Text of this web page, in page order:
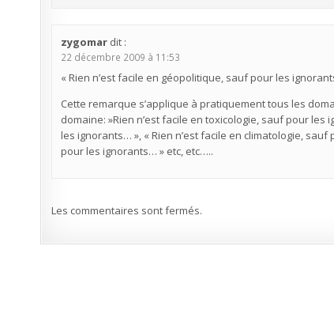
zygomar dit :
22 décembre 2009 à 11:53
« Rien n’est facile en géopolitique, sauf pour les
Cette remarque s’applique à pratiquement tous les
domaine: »Rien n’est facile en toxicologie, sauf pour
les ignorants… », « Rien n’est facile en climatologie,
pour les ignorants… » etc, etc…..
Les commentaires sont fermés.